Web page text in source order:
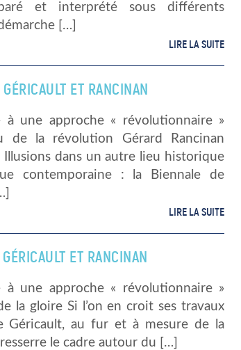
et interprété sous différents
[…]
LIRE LA SUITE
ET RANCINAN
à une approche « révolutionnaire »
de la révolution Gérard Rancinan
Illusions dans un autre lieu historique
contemporaine : la Biennale de
LIRE LA SUITE
ET RANCINAN
à une approche « révolutionnaire »
la gloire Si l’on en croit ses travaux
Géricault, au fur et à mesure de la
le cadre autour du […]